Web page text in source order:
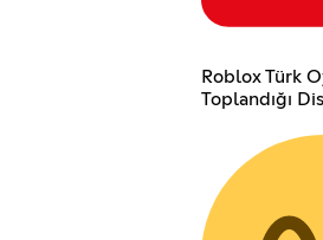
Roblox Türk
Toplandığı